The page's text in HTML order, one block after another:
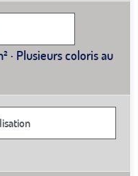
· Plusieurs coloris au